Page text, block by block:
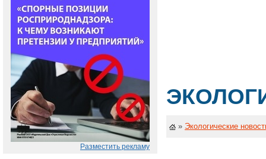
Разместить рекламу
» Экологические